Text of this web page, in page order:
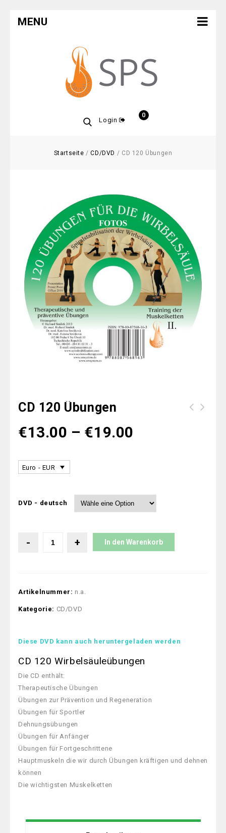
MENU
Login
0
Startseite /CD/DVD / CD 120 Übungen
CD 120 Übungen
€13.00 – €19.00
Euro - EUR
DVD - deutsch
In den Warenkorb
Artikelnummer: n.a.
Kategorie: CD/DVD
Diese DVD kann auch heruntergeladen werden
CD 120 Wirbelsäuleübungen
Die CD enthält:
Therapeutische Übungen
Übungen zur Prävention und Regeneration
Übungen für Sportler
Dehnungsübungen
Übungen für Anfänger
Übungen für Fortgeschrittene
Hauptmuskeln die wir durch Übungen kräftigen und dehnen
können
Die wichtigsten Muskelketten